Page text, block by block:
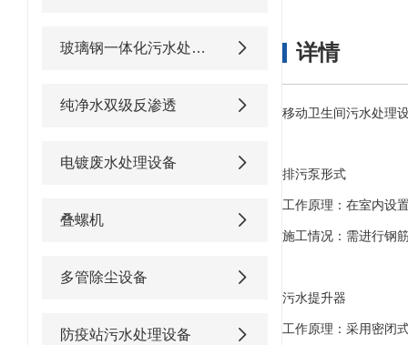
玻璃钢一体化污水处理设备
纯净水双级反渗透
电镀废水处理设备
叠螺机
多管除尘设备
防疫站污水处理设备
详情
移动卫生间污水处理
排污泵形式
工作原理：在室内设
施工情况：需进行钢
污水提升器
工作原理：采用密闭